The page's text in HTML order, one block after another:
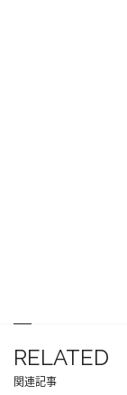
RELATED
関連記事